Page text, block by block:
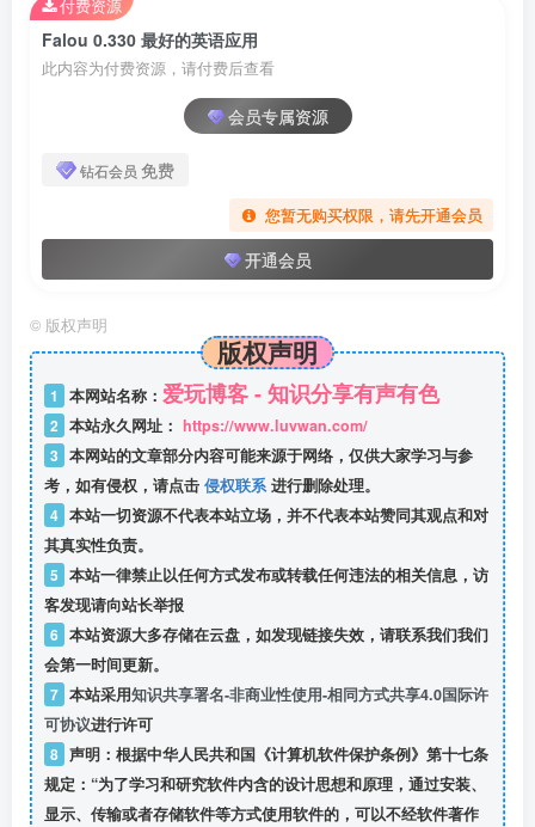
Falou 0.330 最好的英语应用
此内容为付费资源，请付费后查看
会员专属资源
钻石会员 免费
您暂无购买权限，请先开通会员
开通会员
付费资源
© 版权声明
版权声明
1 本网站名称： 爱玩博客 - 知识分享有声有色
2 本站永久网址： https://www.luvwan.com/
3 本网站的文章部分内容可能来源于网络，仅供大家学习与参
考，如有侵权，请点击 侵权联系 进行删除处理。
4 本站一切资源不代表本站立场，并不代表本站赞同其观点和对
其真实性负责。
5 本站一律禁止以任何方式发布或转载任何违法的相关信息，访
客发现请向站长举报
6 本站资源大多存储在云盘，如发现链接失效，请联系我们我们
会第一时间更新。
7 本站采用知识共享署名-非商业性使用-相同方式共享4.0国际许
可协议进行许可
8 声明：根据中华人民共和国《计算机软件保护条例》第十七条
规定：“为了学习和研究软件内含的设计思想和原理，通过安装、
显示、传输或者存储软件等方式使用软件的，可以不经软件著作